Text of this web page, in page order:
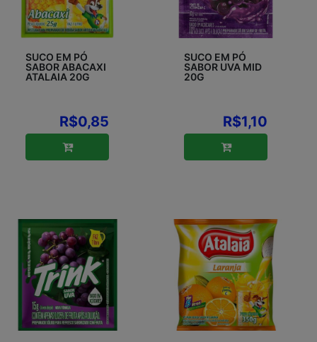
SUCO EM PÓ
SABOR ABACAXI
ATALAIA 20G
R$0,85
SUCO EM PÓ
SABOR UVA MID
20G
R$1,10